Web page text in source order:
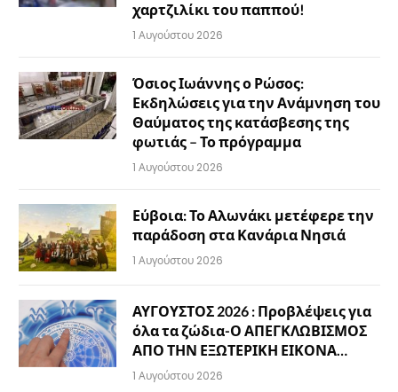
χαρτζιλίκι του παππού!
1 Αυγούστου 2026
Όσιος Ιωάννης ο Ρώσος:
Εκδηλώσεις για την Ανάμνηση του
Θαύματος της κατάσβεσης της
φωτιάς – Το πρόγραμμα
1 Αυγούστου 2026
Εύβοια: Το Αλωνάκι μετέφερε την
παράδοση στα Κανάρια Νησιά
1 Αυγούστου 2026
ΑΥΓΟΥΣΤΟΣ 2026 : Προβλέψεις για
όλα τα ζώδια-Ο ΑΠΕΓΚΛΩΒΙΣΜΟΣ
ΑΠΟ ΤΗΝ ΕΞΩΤΕΡΙΚΗ ΕΙΚΟΝΑ…
1 Αυγούστου 2026